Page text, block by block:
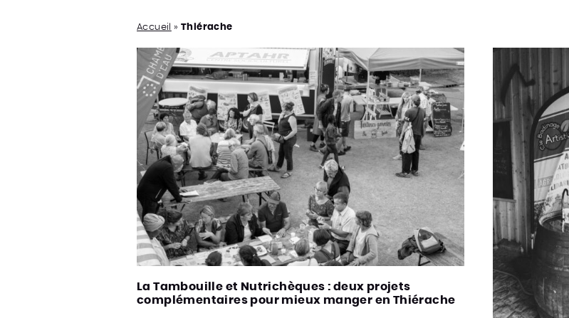
Accueil »Thiérache
La Tambouille et Nutrichèques : deux projets
complémentaires pour mieux manger en Thiérache